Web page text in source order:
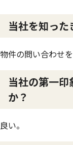
当社を知った
物件の問い合わせ
当社の第一
か？
良い。